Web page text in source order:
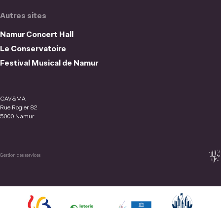
Autres sites
Namur Concert Hall
Le Conservatoire
Festival Musical de Namur
CAV&MA
Rue Rogier 82
5000 Namur
Gestion des services